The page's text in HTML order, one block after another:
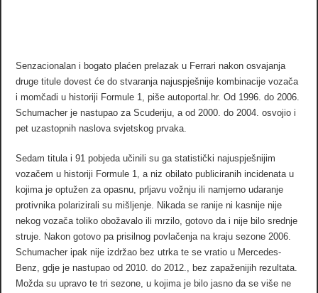
Senzacionalan i bogato plaćen prelazak u Ferrari nakon osvajanja
druge titule dovest će do stvaranja najuspješnije kombinacije vozača
i momčadi u historiji Formule 1, piše autoportal.hr. Od 1996. do 2006.
Schumacher je nastupao za Scuderiju, a od 2000. do 2004. osvojio i
pet uzastopnih naslova svjetskog prvaka.
Sedam titula i 91 pobjeda učinili su ga statistički najuspješnijim
vozačem u historiji Formule 1, a niz obilato publiciranih incidenata u
kojima je optužen za opasnu, prljavu vožnju ili namjerno udaranje
protivnika polarizirali su mišljenje. Nikada se ranije ni kasnije nije
nekog vozača toliko obožavalo ili mrzilo, gotovo da i nije bilo srednje
struje. Nakon gotovo pa prisilnog povlačenja na kraju sezone 2006.
Schumacher ipak nije izdržao bez utrka te se vratio u Mercedes-
Benz, gdje je nastupao od 2010. do 2012., bez zapaženijih rezultata.
Možda su upravo te tri sezone, u kojima je bilo jasno da se više ne